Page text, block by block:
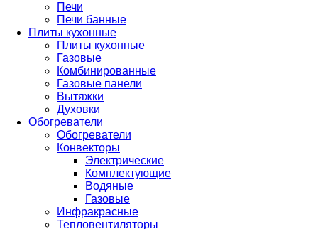
Печи
Печи банные
Плиты кухонные
Плиты кухонные
Газовые
Комбинированные
Газовые панели
Вытяжки
Духовки
Обогреватели
Обогреватели
Конвекторы
Электрические
Комплектующие
Водяные
Газовые
Инфракрасные
Тепловентиляторы